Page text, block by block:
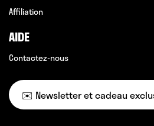
Affiliation
AIDE
Contactez-nous
✉️ Newsletter et cadeau